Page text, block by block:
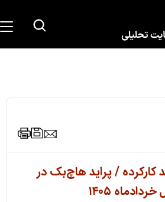
/ پراید هاچ‌بک در
۱۴۰۵